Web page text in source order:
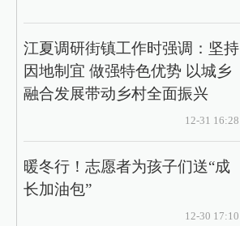
江夏调研街镇工作时强调：坚持
因地制宜 做强特色优势 以城乡
融合发展带动乡村全面振兴
12-31 16:28
暖冬行！志愿者为孩子们送“成
长加油包”
12-30 17:10